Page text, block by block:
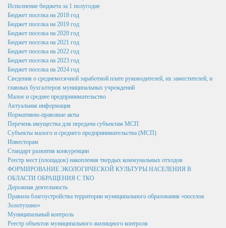
Антикоррупционная экспертиза
Формы документов, связанных с противодействием
коррупции, для заполнения
Комиссия по соблюдению требований к служебному
поведению государственных гражданских служащих и
урегулированию конфликта интересов
Методические материалы
Обратная связь для сообщений о фактах коррупции
Доклады, отчеты, обзоры
Работа с обращениями граждан
Формы обращений,заявлений и иные документы
Написать обращение
Графики приема и представителей организаций
Сведения о порядке приема граждан
Исполнение бюджета за 1 полугодие
Бюджет поселка на 2018 год
Бюджет поселка на 2019 год
Бюджет поселка на 2020 год
Бюджет поселка на 2021 год
Бюджет поселка на 2022 год
Бюджет поселка на 2023 год
Бюджет поселка на 2024 год
Сведения о среднемесячной заработной плате руководителей, их заместителей, и
главных бухгалтеров муниципальных учреждений
Малое и среднее предпринимательство
Актуальная информация
Нормативно-правовые акты
Перечень имущества для передачи субъектам МСП
Субъекты малого и среднего предпринимательства (МСП)
Инвесторам
Стандарт развития конкуренции
Реестр мест (площадок) накопления твердых коммунальных отходов
ФОРМИРОВАНИЕ ЭКОЛОГИЧЕСКОЙ КУЛЬТУРЫ НАСЕЛЕНИЯ В
ОБЛАСТИ ОБРАЩЕНИЯ С ТКО
Дорожная деятельность
Правила благоустройства территории муниципального образования «поселок
Золотухино»
Муниципальный контроль
Реестр объектов муниципального жилищного контроля